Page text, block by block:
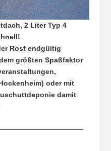
2 Liter Typ 4
Rost endgültig
größten Spaßfaktor
oder mit
damit